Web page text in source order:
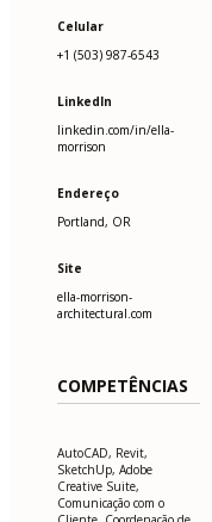
Celular
+1 (503) 987-6543
LinkedIn
linkedin.com/in/ella-
morrison
Endereço
Portland, OR
Site
ella-morrison-
architectural.com
COMPETÊNCIAS
AutoCAD, Revit,
SketchUp, Adobe
Creative Suite,
Comunicação com o